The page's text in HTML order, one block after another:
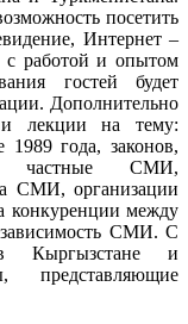
посетить
Интернет –
с работой и опытом
гостей будет
Дополнительно
и лекции на тему:
года, законов,
частные СМИ,
СМИ, организации
конкуренции между
СМИ. С
Кыргызстане и
представляющие